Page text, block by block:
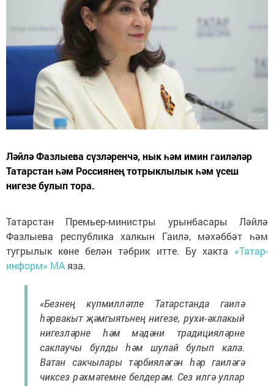
Ләйлә Фазлыева сүзләренчә, нык һәм имин гаиләләр
Татарстан һәм Россиянең тотрыклылык һәм үсеш
нигезе булып тора.
Татарстан Премьер-министры урынбасары Ләйлә
Фазлыева республика халкын Гаилә, мәхәббәт һәм
тугрылык көне белән тәбрик итте. Бу хакта «Татар-
информ» МА яза.
«Безнең күпмилләтле Татарстанда гаилә
һәрвакыт җәмгыятьнең нигезе, рухи-әхлакый
нигезләрне һәм мәдәни традицияләрне
саклаучы булды һәм шулай булып кала.
Ватан сакчылары тәрбияләгән һәр гаиләгә
чиксез рәхмәтемне белдерәм. Сез илгә уллар